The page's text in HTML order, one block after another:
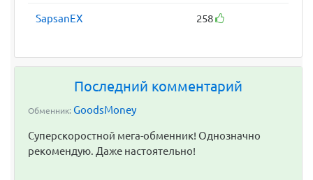
SapsanEX 258
Последний комментарий
Обменник: GoodsMoney
Суперскоростной мега-обменник! Однозначно
рекомендую. Даже настоятельно!